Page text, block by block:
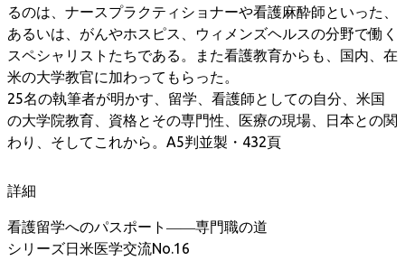
るのは、ナースプラクティショナーや看護麻酔師といった、
あるいは、がんやホスピス、ウィメンズヘルスの分野で働く
スペシャリストたちである。また看護教育からも、国内、在
米の大学教官に加わってもらった。
25名の執筆者が明かす、留学、看護師としての自分、米国
の大学院教育、資格とその専門性、医療の現場、日本との関
わり、そしてこれから。A5判並製・432頁
詳細
看護留学へのパスポート――専門職の道
シリーズ日米医学交流No.16